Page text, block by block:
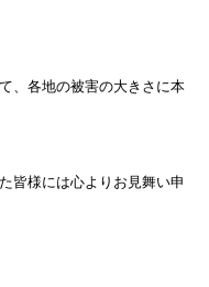
、各地の被害の大きさに本
皆様には心よりお見舞い申